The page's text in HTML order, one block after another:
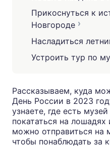
Прикоснуться к
Новгороде
Насладиться
Устроить тур по
Рассказываем, куда
День России в 2023
узнаете, где есть
покататься на
можно отправиться на
чтобы понаблюдать за